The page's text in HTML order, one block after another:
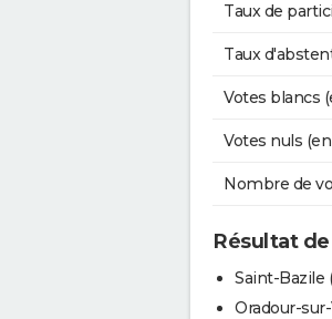
Taux de
Taux
Votes blancs
Votes nuls
Nombre de
Résultat
Saint-Bazile
Oradour-